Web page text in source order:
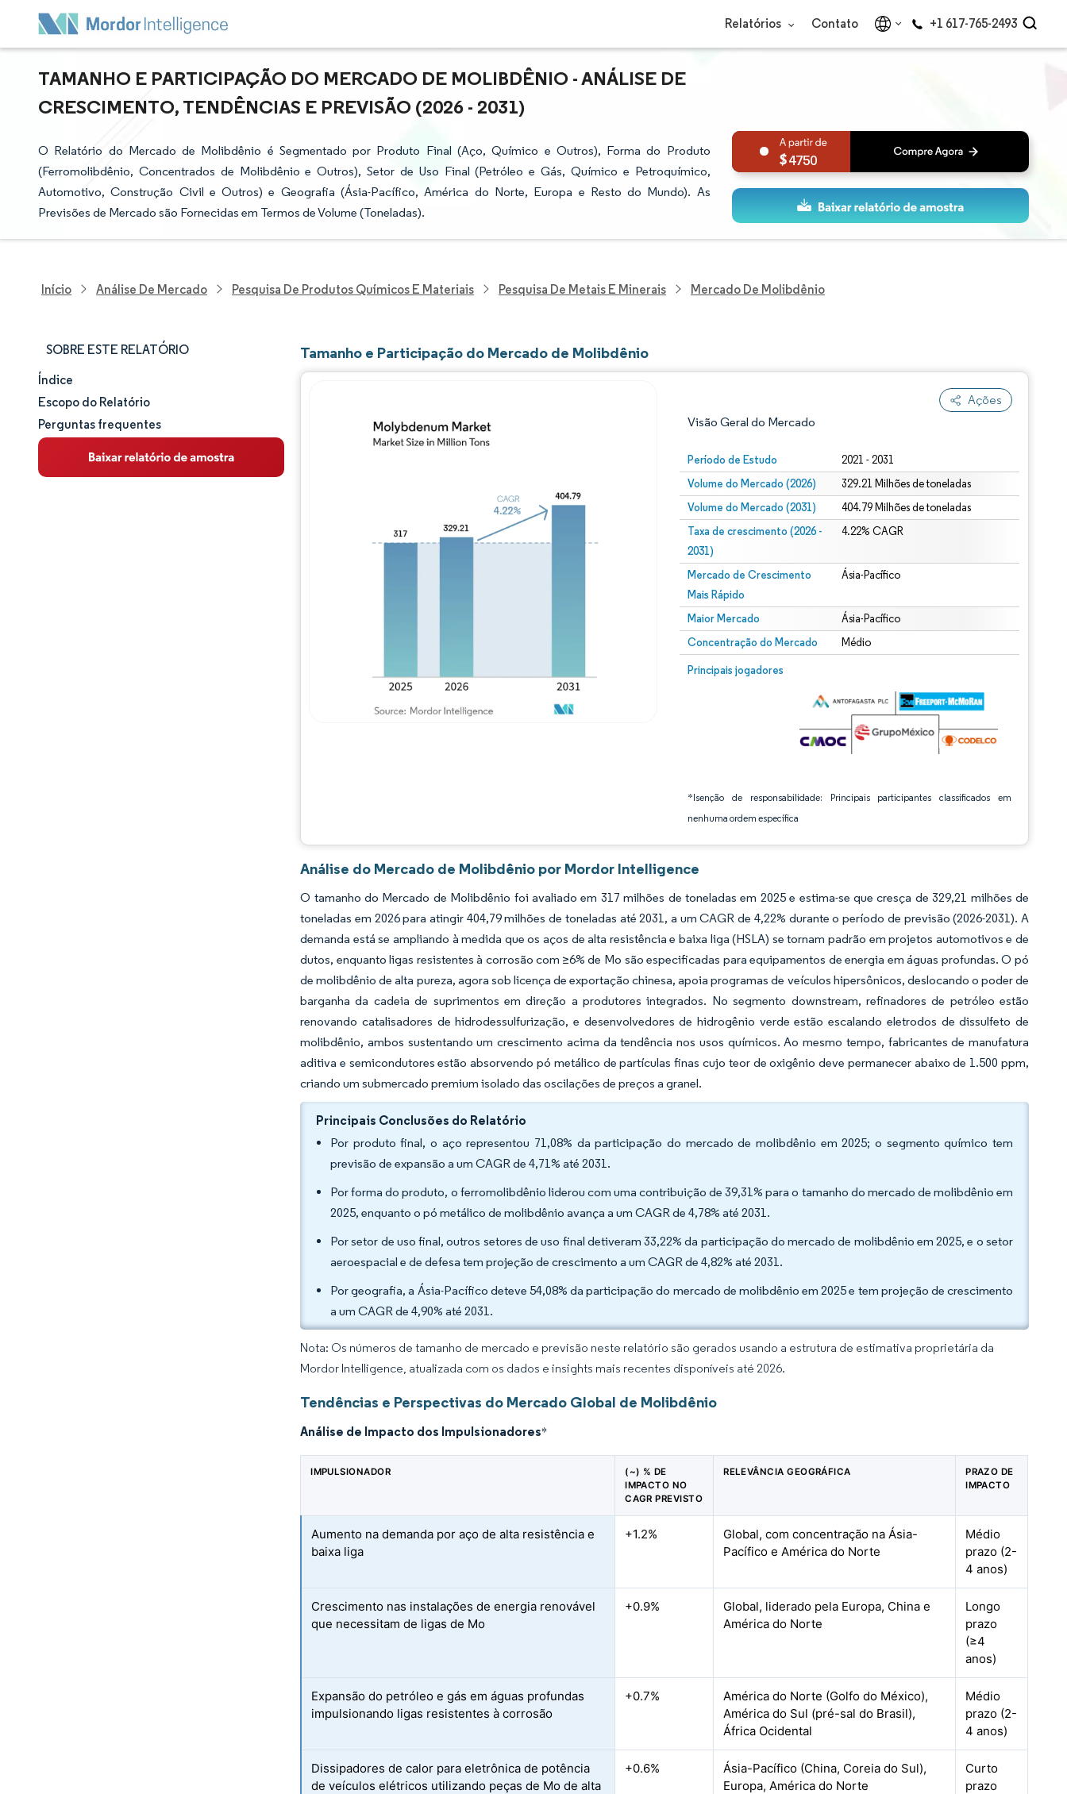
Relatórios Contato +1 617-765-2493
TAMANHO E PARTICIPAÇÃO DO MERCADO DE MOLIBDÊNIO - ANÁLISE DE
CRESCIMENTO, TENDÊNCIAS E PREVISÃO (2026 - 2031)
O Relatório do Mercado de Molibdênio é Segmentado por Produto Final (Aço, Químico e Outros), Forma do Produto
(Ferromolibdênio, Concentrados de Molibdênio e Outros), Setor de Uso Final (Petróleo e Gás, Químico e Petroquímico,
Automotivo, Construção Civil e Outros) e Geografia (Ásia-Pacífico, América do Norte, Europa e Resto do Mundo). As
Previsões de Mercado são Fornecidas em Termos de Volume (Toneladas).
4750
Início Análise De Mercado Pesquisa De Produtos Químicos E Materiais Pesquisa De Metais E Minerais Mercado De Molibdênio
SOBRE ESTE RELATÓRIO
Tamanho e participação de mercado
Análise de mercado
Tendências e insights
Índice
Escopo do Relatório
Perguntas frequentes
Tamanho e Participação do Mercado de Molibdênio
Ações
Visão Geral do Mercado
Período de Estudo 2021 - 2031
Volume do Mercado (2026) 329.21 Milhões de toneladas
Volume do Mercado (2031) 404.79 Milhões de toneladas
Taxa de crescimento (2026 -
2031)
4.22% CAGR
Mercado de Crescimento
Mais Rápido
Ásia-Pacífico
Maior Mercado Ásia-Pacífico
Concentração do Mercado Médio
Principais jogadores
*Isenção de responsabilidade: Principais participantes classificados em
nenhuma ordem específica
Imagem © Mordor Intelligence. O reuso requer atribuição conforme CC BY 4.0.
Imagem © Mordor Intelligence. O reuso requer atribuição conforme CC BY 4.0.
Análise do Mercado de Molibdênio por Mordor Intelligence
O tamanho do Mercado de Molibdênio foi avaliado em 317 milhões de toneladas em 2025 e estima-se que cresça de 329,21 milhões de
toneladas em 2026 para atingir 404,79 milhões de toneladas até 2031, a um CAGR de 4,22% durante o período de previsão (2026-2031). A
demanda está se ampliando à medida que os aços de alta resistência e baixa liga (HSLA) se tornam padrão em projetos automotivos e de
dutos, enquanto ligas resistentes à corrosão com ≥6% de Mo são especificadas para equipamentos de energia em águas profundas. O pó
de molibdênio de alta pureza, agora sob licença de exportação chinesa, apoia programas de veículos hipersônicos, deslocando o poder de
barganha da cadeia de suprimentos em direção a produtores integrados. No segmento downstream, refinadores de petróleo estão
renovando catalisadores de hidrodessulfurização, e desenvolvedores de hidrogênio verde estão escalando eletrodos de dissulfeto de
molibdênio, ambos sustentando um crescimento acima da tendência nos usos químicos. Ao mesmo tempo, fabricantes de manufatura
aditiva e semicondutores estão absorvendo pó metálico de partículas finas cujo teor de oxigênio deve permanecer abaixo de 1.500 ppm,
criando um submercado premium isolado das oscilações de preços a granel.
Principais Conclusões do Relatório
Por produto final, o aço representou 71,08% da participação do mercado de molibdênio em 2025; o segmento químico tem
previsão de expansão a um CAGR de 4,71% até 2031.
Por forma do produto, o ferromolibdênio liderou com uma contribuição de 39,31% para o tamanho do mercado de molibdênio em
2025, enquanto o pó metálico de molibdênio avança a um CAGR de 4,78% até 2031.
Por setor de uso final, outros setores de uso final detiveram 33,22% da participação do mercado de molibdênio em 2025, e o setor
aeroespacial e de defesa tem projeção de crescimento a um CAGR de 4,82% até 2031.
Por geografia, a Ásia-Pacífico deteve 54,08% da participação do mercado de molibdênio em 2025 e tem projeção de crescimento
a um CAGR de 4,90% até 2031.
Nota: Os números de tamanho de mercado e previsão neste relatório são gerados usando a estrutura de estimativa proprietária da
Mordor Intelligence, atualizada com os dados e insights mais recentes disponíveis até 2026.
Tendências e Perspectivas do Mercado Global de Molibdênio
Análise de Impacto dos Impulsionadores*
IMPULSIONADOR
(~) % DE
IMPACTO NO
CAGR PREVISTO
RELEVÂNCIA GEOGRÁFICA
PRAZO DE
IMPACTO
Aumento na demanda por aço de alta resistência e
baixa liga
+1.2%
Global, com concentração na Ásia-
Pacífico e América do Norte
Médio
prazo (2-
4 anos)
Crescimento nas instalações de energia renovável
que necessitam de ligas de Mo
+0.9%
Global, liderado pela Europa, China e
América do Norte
Longo
prazo
(≥4
anos)
Expansão do petróleo e gás em águas profundas
impulsionando ligas resistentes à corrosão
+0.7%
América do Norte (Golfo do México),
América do Sul (pré-sal do Brasil),
África Ocidental
Médio
prazo (2-
4 anos)
Dissipadores de calor para eletrônica de potência
de veículos elétricos utilizando peças de Mo de alta
+0.6%
Ásia-Pacífico (China, Coreia do Sul),
Europa, América do Norte
Curto
prazo